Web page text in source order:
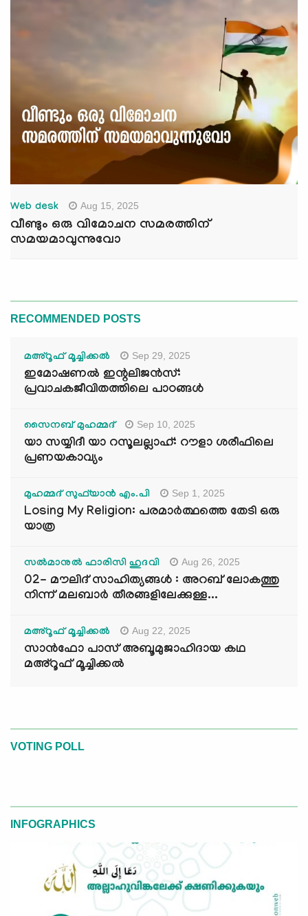
Web desk Aug 15, 2025
വീണ്ടും ഒരു വിമോചന സമരത്തിന്
സമയമാവുന്നുവോ
RECOMMENDED POSTS
മഅ്റൂഫ് മൂച്ചിക്കല്‍ Sep 29, 2025
ഇമോഷണൽ ഇന്റലിജൻസ്:
പ്രവാചകജീവിതത്തിലെ പാഠങ്ങൾ
സൈനബ് മുഹമ്മദ് Sep 10, 2025
യാ സയ്യിദീ യാ റസൂലല്ലാഹ്: റൗളാ ശരീഫിലെ
പ്രണയകാവ്യം
മുഹമ്മദ് സുഫ്‌യാൻ എം.പി Sep 1, 2025
Losing My Religion: പരമാർത്ഥത്തെ തേടി ഒരു
യാത്ര
സൽമാനുൽ ഫാരിസി ഹുദവി Aug 26, 2025
02- മൗലിദ് സാഹിത്യങ്ങൾ : അറബ് ലോകത്തു
നിന്ന് മലബാർ തീരങ്ങളിലേക്കുള്ള...
മഅ്റൂഫ് മൂച്ചിക്കല്‍ Aug 22, 2025
സാൻഫോ പാസ് അബൂമുജാഹിദായ കഥ
മഅ്റൂഫ് മൂച്ചിക്കല്‍
VOTING POLL
INFOGRAPHICS